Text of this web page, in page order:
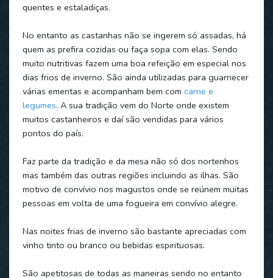
quentes e estaladiças.
No entanto as castanhas não se ingerem só assadas, há
quem as prefira cozidas ou faça sopa com elas. Sendo
muito nutritivas fazem uma boa refeição em especial nos
dias frios de inverno. São ainda utilizadas para guarnecer
várias ementas e acompanham bem com carne e
legumes. A sua tradição vem do Norte onde existem
muitos castanheiros e daí são vendidas para vários
pontos do país.
Faz parte da tradição e da mesa não só dos nortenhos
mas também das outras regiões incluindo as ilhas. São
motivo de convívio nos magustos onde se reúnem muitas
pessoas em volta de uma fogueira em convívio alegre.
Nas noites frias de inverno são bastante apreciadas com
vinho tinto ou branco ou bebidas espirituosas.
São apetitosas de todas as maneiras sendo no entanto